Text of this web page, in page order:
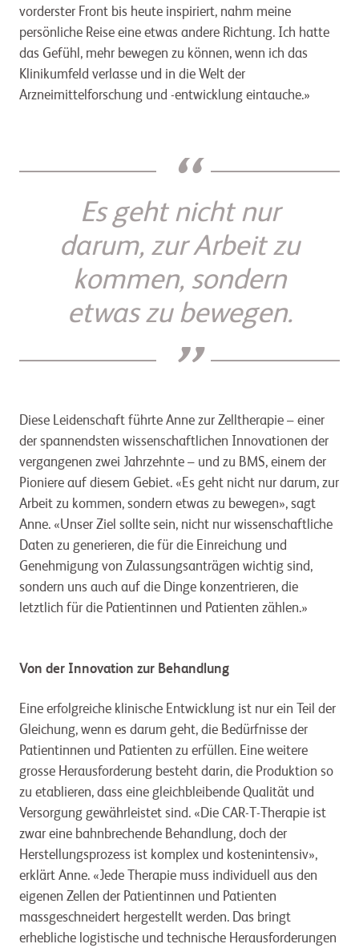
vorderster Front bis heute inspiriert, nahm meine
persönliche Reise eine etwas andere Richtung. Ich hatte
das Gefühl, mehr bewegen zu können, wenn ich das
Klinikumfeld verlasse und in die Welt der
Arzneimittelforschung und -entwicklung eintauche.»
“
Es geht nicht nur
darum, zur Arbeit zu
kommen, sondern
etwas zu bewegen.
”
Diese Leidenschaft führte Anne zur Zelltherapie – einer
der spannendsten wissenschaftlichen Innovationen der
vergangenen zwei Jahrzehnte – und zu BMS, einem der
Pioniere auf diesem Gebiet. «Es geht nicht nur darum, zur
Arbeit zu kommen, sondern etwas zu bewegen», sagt
Anne. «Unser Ziel sollte sein, nicht nur wissenschaftliche
Daten zu generieren, die für die Einreichung und
Genehmigung von Zulassungsanträgen wichtig sind,
sondern uns auch auf die Dinge konzentrieren, die
letztlich für die Patientinnen und Patienten zählen.»
Von der Innovation zur Behandlung
Eine erfolgreiche klinische Entwicklung ist nur ein Teil der
Gleichung, wenn es darum geht, die Bedürfnisse der
Patientinnen und Patienten zu erfüllen. Eine weitere
grosse Herausforderung besteht darin, die Produktion so
zu etablieren, dass eine gleichbleibende Qualität und
Versorgung gewährleistet sind. «Die CAR-T-Therapie ist
zwar eine bahnbrechende Behandlung, doch der
Herstellungsprozess ist komplex und kostenintensiv»,
erklärt Anne. «Jede Therapie muss individuell aus den
eigenen Zellen der Patientinnen und Patienten
massgeschneidert hergestellt werden. Das bringt
erhebliche logistische und technische Herausforderungen